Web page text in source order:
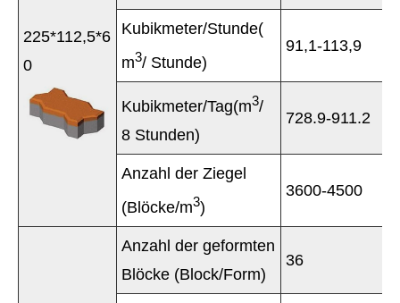
225*112,5*6
0
Kubikmeter/Stunde(
m3/ Stunde)
91,1-113,9
Kubikmeter/Tag(m3/
8 Stunden)
728.9-911.2
Anzahl der Ziegel
(Blöcke/m3)
3600-4500
Anzahl der geformten
Blöcke (Block/Form)
36